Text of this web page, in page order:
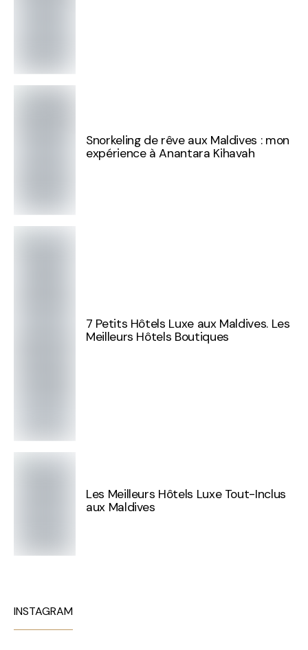
Snorkeling de rêve aux Maldives : mon
expérience à Anantara Kihavah
7 Petits Hôtels Luxe aux Maldives. Les
Meilleurs Hôtels Boutiques
Les Meilleurs Hôtels Luxe Tout-Inclus
aux Maldives
INSTAGRAM